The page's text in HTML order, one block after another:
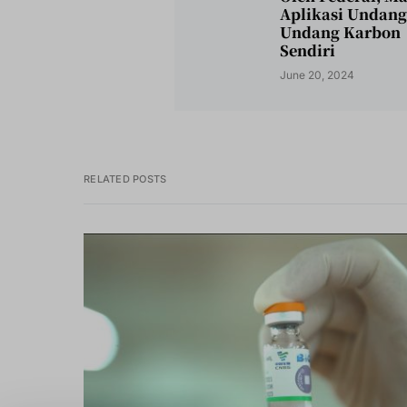
Aplikasi
Undang Karbon
Sendiri
June 20, 2024
RELATED POSTS